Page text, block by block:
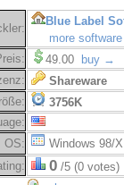
Blue Label
more
49.00
buy →
Shareware
3756K
OS:
Windows 98/
0/5 (0 votes)